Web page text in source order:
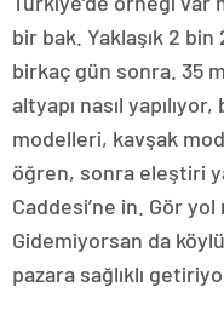
bir bak. Yaklaşık 2
birkaç gün sonra. 35
altyapı nasıl
modelleri, kavşak
öğren, sonra eleştiri
Caddesi’ne in. Gör yol
Gidemiyorsan da
pazara sağlıklı